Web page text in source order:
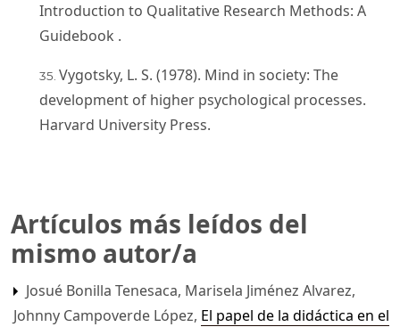
Introduction to Qualitative Research Methods: A
Guidebook .
Vygotsky, L. S. (1978). Mind in society: The
development of higher psychological processes.
Harvard University Press.
Artículos más leídos del
mismo autor/a
Josué Bonilla Tenesaca, Marisela Jiménez Alvarez,
Johnny Campoverde López, El papel de la didáctica en el